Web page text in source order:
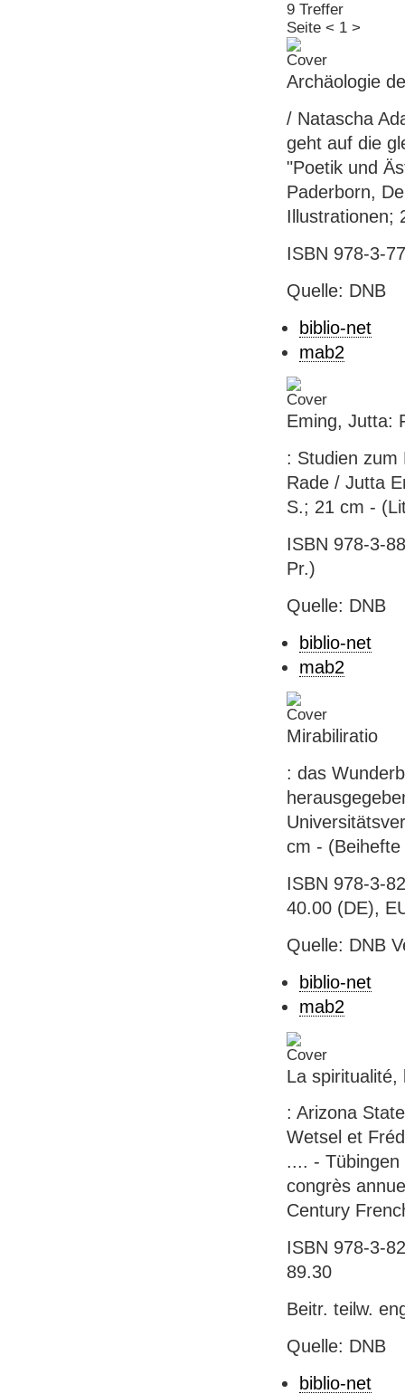
9 Treffer
Seite < 1 >
Archäologie
/ Natascha
geht auf die
"Poetik und
Paderborn,
Illustrationen;
ISBN 978-3-
Quelle: DNB
biblio-net
mab2
Eming, Jutta:
: Studien zum
Rade / Jutta
S.; 21 cm -
ISBN 978-3-
Pr.)
Quelle: DNB
biblio-net
mab2
Mirabiliratio
: das
cm -
ISBN 978-3-
40.00 (DE),
Quelle: DNB
biblio-net
mab2
La spiritualité,
: Arizona
Wetsel et
.... -
congrès
Century
ISBN 978-3-
89.30
Beitr. teilw.
Quelle: DNB
biblio-net